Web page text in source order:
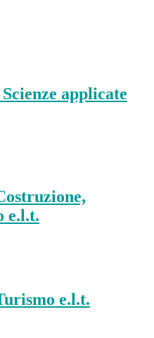
applicate
e.l.t.
e.l.t.